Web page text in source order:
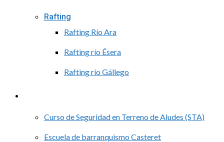
Rafting
Rafting Río Ara
Rafting río Ésera
Rafting río Gállego
Curso de Seguridad en Terreno de Aludes (STA)
Escuela de barranquismo Casteret